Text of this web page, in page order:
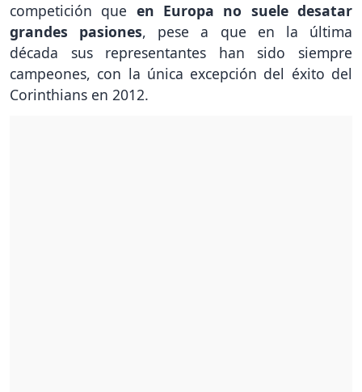
competición que en Europa no suele desatar
grandes pasiones, pese a que en la última
década sus representantes han sido siempre
campeones, con la única excepción del éxito del
Corinthians en 2012.